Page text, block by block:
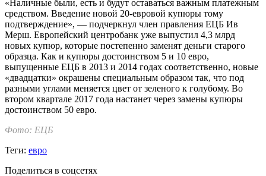
«Наличные были, есть и будут оставаться важным платежным
средством. Введение новой 20-евровой купюры тому
подтверждение», — подчеркнул член правления ЕЦБ Ив
Мерш. Европейский центробанк уже выпустил 4,3 млрд
новых купюр, которые постепенно заменят деньги старого
образца. Как и купюры достоинством 5 и 10 евро,
выпущенные ЕЦБ в 2013 и 2014 годах соответственно, новые
«двадцатки» окрашены специальным образом так, что под
разными углами меняется цвет от зеленого к голубому. Во
втором квартале 2017 года настанет через замены купюры
достоинством 50 евро.
Фото: ЕЦБ
Теги: евро
Поделиться в соцсетях